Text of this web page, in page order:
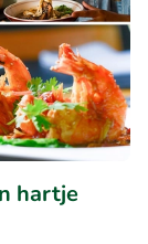
hartje